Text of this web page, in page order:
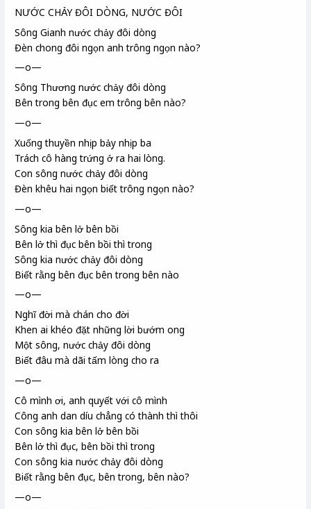
NƯỚC CHẢY ĐÔI DÒNG, NƯỚC ĐÔI
Sông Gianh nước chảy đôi dòng
Đèn chong đôi ngọn anh trông ngọn nào?
—o—
Sông Thương nước chảy đôi dòng
Bên trong bên đục em trông bên nào?
—o—
Xuống thuyền nhịp bảy nhịp ba
Trách cô hàng trứng ở ra hai lòng.
Con sông nước chảy đôi dòng
Đèn khêu hai ngọn biết trông ngọn nào?
—o—
Sông kia bên lở bên bồi
Bên lở thì đục bên bồi thì trong
Sông kia nước chảy đôi dòng
Biết rằng bên đục bên trong bên nào
—o—
Nghĩ đời mà chán cho đời
Khen ai khéo đặt những lời bướm ong
Một sông, nước chảy đôi dòng
Biết đâu mà dãi tấm lòng cho ra
—o—
Cô mình ơi, anh quyết với cô mình
Công anh dan díu chẳng có thành thì thôi
Con sông kia bên lở bên bồi
Bên lở thì đục, bên bồi thì trong
Con sông kia nước chảy đôi dòng
Biết rằng bên đục, bên trong, bên nào?
—o—